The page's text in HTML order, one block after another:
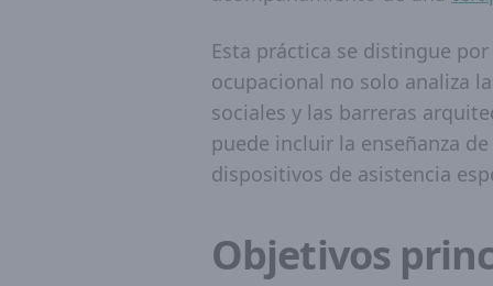
Esta práctica se distingue
ocupacional no solo analiza
sociales y las barreras
puede incluir la enseñanza
dispositivos de asistencia
Objetivos